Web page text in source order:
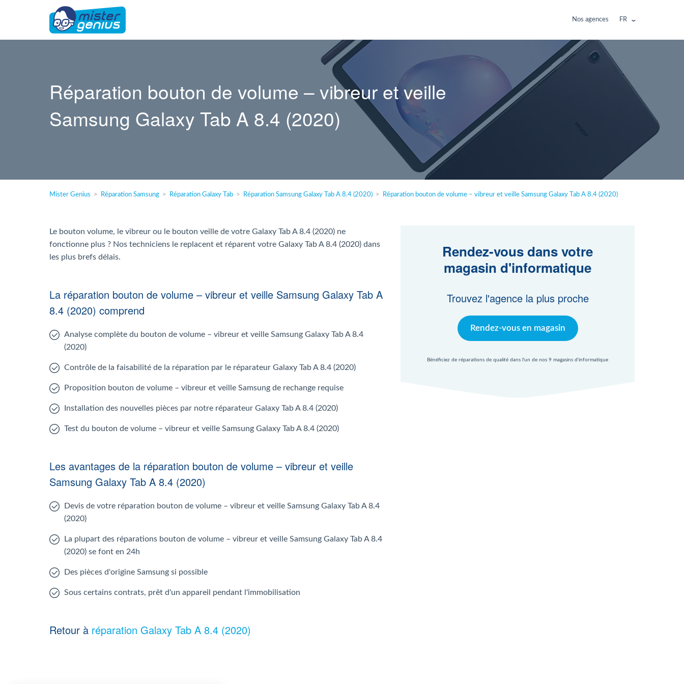
Nos agences FR
Réparation bouton de volume – vibreur et veille
Samsung Galaxy Tab A 8.4 (2020)
Mister Genius Réparation Samsung Réparation Galaxy Tab Réparation Samsung Galaxy Tab A 8.4 (2020) Réparation bouton de volume – vibreur et veille Samsung Galaxy Tab A 8.4 (2020)
Le bouton volume, le vibreur ou le bouton veille de votre Galaxy Tab A 8.4 (2020) ne
fonctionne plus ? Nos techniciens le replacent et réparent votre Galaxy Tab A 8.4 (2020) dans
les plus brefs délais.
Rendez-vous dans votre
magasin d'informatique
Trouvez l'agence la plus proche
Rendez-vous en magasin
Bénéficiez de réparations de qualité dans l'un de nos 9 magasins d'informatique
La réparation bouton de volume – vibreur et veille Samsung Galaxy Tab A
8.4 (2020) comprend
Analyse complète du bouton de volume – vibreur et veille Samsung Galaxy Tab A 8.4
(2020)
Contrôle de la faisabilité de la réparation par le réparateur Galaxy Tab A 8.4 (2020)
Proposition bouton de volume – vibreur et veille Samsung de rechange requise
Installation des nouvelles pièces par notre réparateur Galaxy Tab A 8.4 (2020)
Test du bouton de volume – vibreur et veille Samsung Galaxy Tab A 8.4 (2020)
Les avantages de la réparation bouton de volume – vibreur et veille
Samsung Galaxy Tab A 8.4 (2020)
Devis de votre réparation bouton de volume – vibreur et veille Samsung Galaxy Tab A 8.4
(2020)
La plupart des réparations bouton de volume – vibreur et veille Samsung Galaxy Tab A 8.4
(2020) se font en 24h
Des pièces d'origine Samsung si possible
Sous certains contrats, prêt d'un appareil pendant l'immobilisation
Retour à réparation Galaxy Tab A 8.4 (2020)